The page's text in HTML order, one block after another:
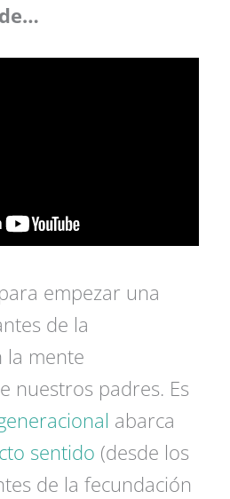
empezar una
de la
la mente
nuestros padres. Es
abarca
sentido (desde los
de la fecundación